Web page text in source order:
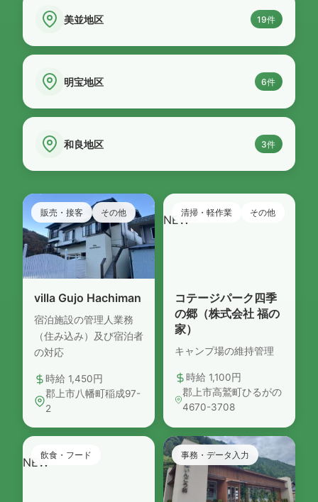
美並地区 19件
明宝地区 6件
和良地区 3件
販売・接客 その他
NEW
villa Gujo Hachiman
宿泊施設の管理人業務
（住み込み）及び宿泊者
の対応
時給 1,450円
郡上市八幡町稲成97-
2
清掃・軽作業 その他
NEW
コテージパーク四季
の郷（株式会社 福の
家）
キャンプ場の維持管理
時給 1,100円
郡上市高鷲町ひるがの
4670-3708
飲食・フード
NEW
事務・データ入力